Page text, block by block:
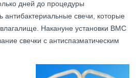
дней до процедуры
антибактериальные свечи, которые
влагалище. Накануне установки ВМС
свечки с антиспазматическим